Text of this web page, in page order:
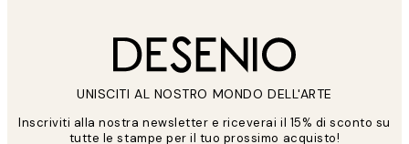
UNISCITI AL NOSTRO MONDO DELL'ARTE
Inscriviti alla nostra newsletter e riceverai il 15% di sconto su
tutte le stampe per il tuo prossimo acquisto!